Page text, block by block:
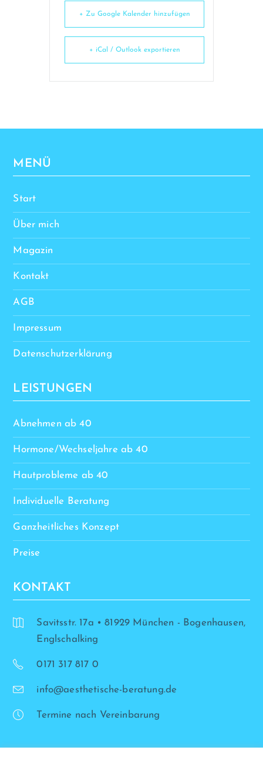
+ Zu Google Kalender hinzufügen
+ iCal / Outlook exportieren
MENÜ
Start
Über mich
Magazin
Kontakt
AGB
Impressum
Datenschutzerklärung
LEISTUNGEN
Abnehmen ab 40
Hormone/Wechseljahre ab 40
Hautprobleme ab 40
Individuelle Beratung
Ganzheitliches Konzept
Preise
KONTAKT
Savitsstr. 17a • 81929 München - Bogenhausen,
Englschalking
0171 317 817 0
info@aesthetische-beratung.de
Termine nach Vereinbarung